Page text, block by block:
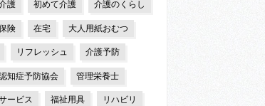
護 初めて介護 介護のくらし
険 在宅 大人用紙おむつ
リフレッシュ 介護予防
知症予防協会 管理栄養士
ービス 福祉用具 リハビリ